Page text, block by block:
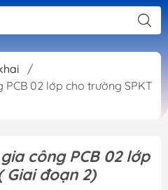
/
02 lớp cho trường SPKT
công PCB 02 lớp
Giai đoạn 2)